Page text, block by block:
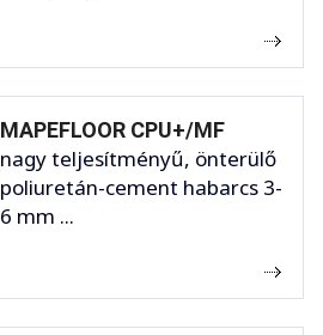
MAPEFLOOR CPU+/MF
nagy teljesítményű, önterülő
poliuretán-cement habarcs 3-
6 mm ...